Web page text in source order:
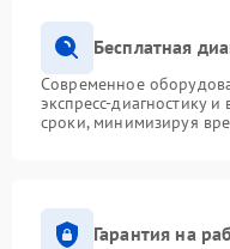
Бесплатная
Современное
экспресс-диагностику
сроки, минимизируя
Гарантия на